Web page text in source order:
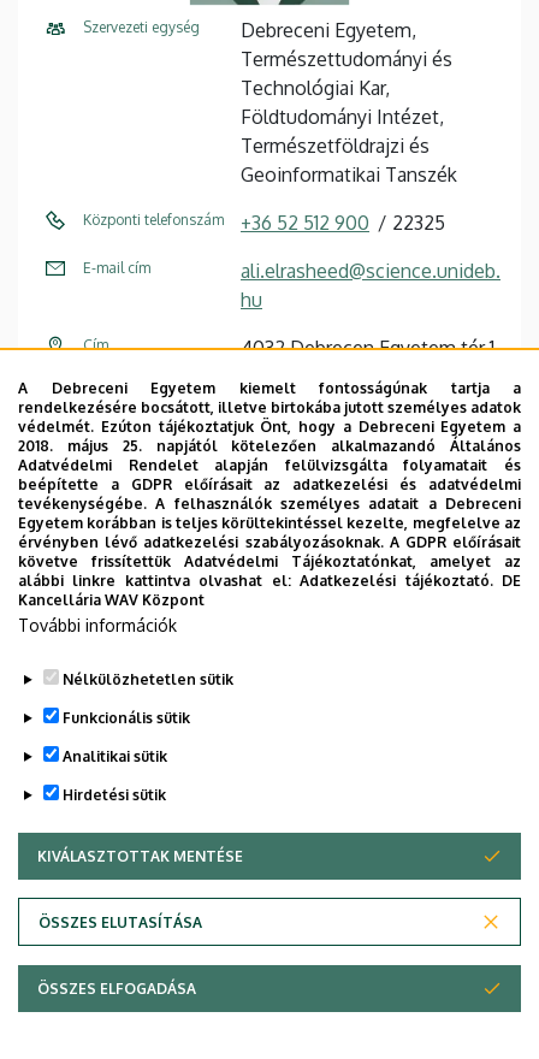
Szervezeti egység
Debreceni Egyetem,
Természettudományi és
Technológiai Kar,
Földtudományi Intézet,
Természetföldrajzi és
Geoinformatikai Tanszék
Központi telefonszám +36 52 512 900 22325
E-mail cím
ali.elrasheed@science.unideb.
hu
Cím 4032 Debrecen Egyetem tér 1
Épület
Matematikai és
Földtudományi épület
Emelet, ajtó 2. emelet, M202 (PhD iroda)
Weboldal
Szervezeti weboldal
ODT profil
Szervezeti egység
Geoinformatikai Tanszék
A Debreceni Egyetem kiemelt fontosságúnak tartja a
rendelkezésére bocsátott, illetve birtokába jutott személyes adatok
védelmét. Ezúton tájékoztatjuk Önt, hogy a Debreceni Egyetem a
2018. május 25. napjától kötelezően alkalmazandó Általános
Adatvédelmi Rendelet alapján felülvizsgálta folyamatait és
beépítette a GDPR előírásait az adatkezelési és adatvédelmi
tevékenységébe. A felhasználók személyes adatait a Debreceni
Egyetem korábban is teljes körültekintéssel kezelte, megfelelve az
érvényben lévő adatkezelési szabályozásoknak. A GDPR előírásait
követve frissítettük Adatvédelmi Tájékoztatónkat, amelyet az
alábbi linkre kattintva olvashat el:Adatkezelési tájékoztató. DE
Kancellária WAV Központ
További információk
Nélkülözhetetlen sütik
Funkcionális sütik
Analitikai sütik
Hirdetési sütik
KIVÁLASZTOTTAK MENTÉSE
ÖSSZES ELUTASÍTÁSA
WITHDRAW CONSENT
ÖSSZES ELFOGADÁSA